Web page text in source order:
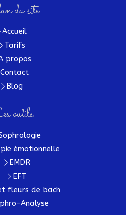
du site
Accueil
Tarifs
propos
Contact
Blog
outils
émotionnelle
EMDR
EFT
fleurs de bach
Analyse